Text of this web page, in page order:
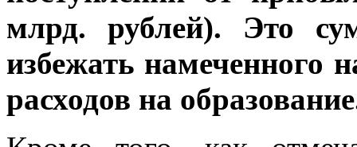
млрд. рублей). Это
избежать намеченного
расходов на